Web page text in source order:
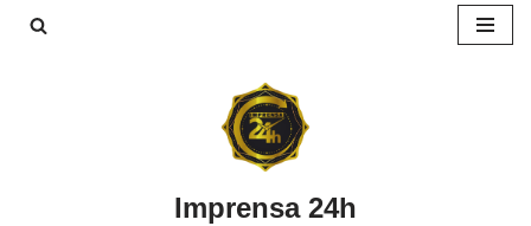
Imprensa 24h